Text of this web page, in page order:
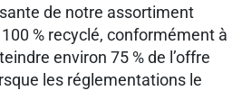
de notre assortiment
% recyclé, conformément à
environ 75 % de l’offre
les réglementations le